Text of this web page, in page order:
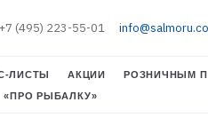
+7 (495) 223-55-01
ЛИСТЫ АКЦИИ
РОЗНИЧНЫМ
«ПРО РЫБАЛКУ»